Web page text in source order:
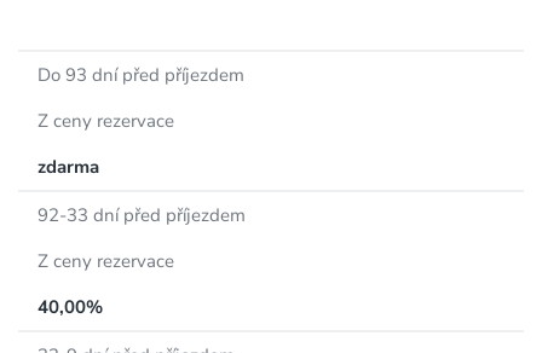
Do 93 dní před příjezdem
Z ceny rezervace
zdarma
92-33 dní před příjezdem
Z ceny rezervace
40,00%